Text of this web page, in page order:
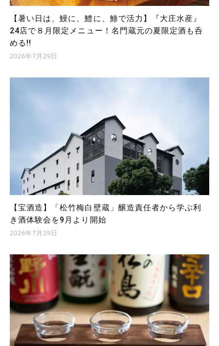
【暑い日は、鰻に、鱧に、鯵で活力】『大庄水産』
24店で８月限定メニュー！名門蔵元の夏限定酒も呑
める!!
2026年7月29日
【宝酒造】「松竹梅白壁蔵」醸造責任者から学ぶ利
き酒体験会を9月より開始
2026年7月29日